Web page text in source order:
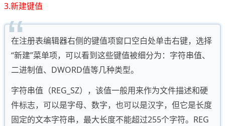
3.新建键值
在注册表编辑器右侧的键值项窗口空白处单击右键，选择
“新建”菜单项，可以看到这些键值被细分为：字符串值、
二进制值、DWORD值等几种类型。
字符串值（REG_SZ），该值一般用来作为文件描述和硬
件标志，可以是字母、数字，也可以是汉字，但它是长度
固定的文本字符串，最大长度不能超过255个字符。REG